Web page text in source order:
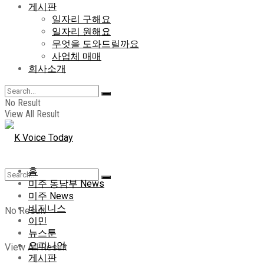
게시판
일자리 구해요
일자리 원해요
무엇을 도와드릴까요
사업체 매매
회사소개
No Result
View All Result
No Result
View All Result
홈
미주 동남부 News
미주 News
비지니스
이민
뉴스툰
오피니언
게시판